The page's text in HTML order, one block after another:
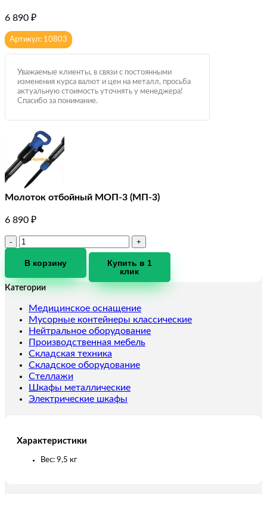
6 890 ₽
Артикул: 10803
Уважаемые клиенты, в связи с постоянными
изменения курса валют и цен на металл, просьба
актуальную стоимость уточнять у менеджера!
Спасибо за понимание.
Молоток отбойный МОП-3 (МП-3)
6 890 ₽
Количество
Молоток
МОП-3
В корзину
Купить в 1
клик
Категории
Медицинское оснащение
Мусорные контейнеры классические
Нейтральное оборудование
Производственная мебель
Складская техника
Складское оборудование
Стеллажи
Шкафы металлические
Электрические шкафы
Характеристики
Вес: 9,5 кг